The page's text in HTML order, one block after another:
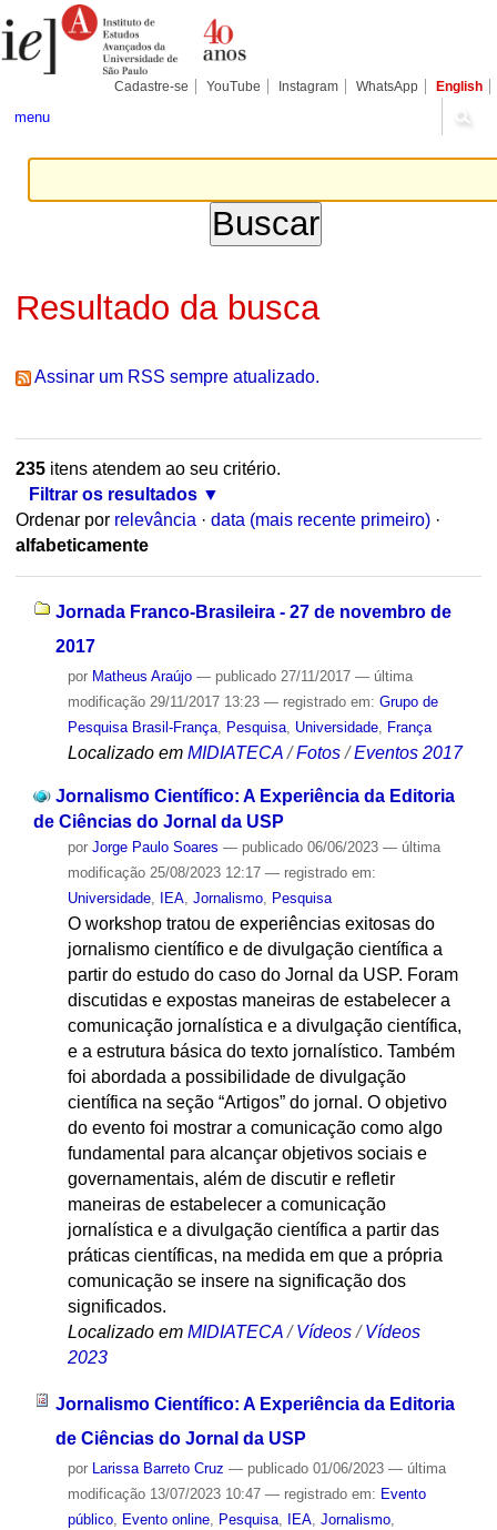
para
conteúdo.
Pessoais
Cadastre-se YouTube Instagram WhatsApp English
menu
Resultado da busca
Assinar um RSS sempre atualizado.
235itens atendem ao seu critério.
Filtrar os resultados
Ordenar por relevância · data (mais recente primeiro) ·
alfabeticamente
Jornada Franco-Brasileira - 27 de novembro de
2017
por Matheus Araújo — publicado27/11/2017 — última
modificação29/11/2017 13:23 — registrado em: Grupo de
Pesquisa Brasil-França, Pesquisa, Universidade, França
Localizado em MIDIATECA /Fotos /Eventos 2017
Jornalismo Científico: A Experiência da Editoria
de Ciências do Jornal da USP
por Jorge Paulo Soares — publicado06/06/2023 — última
modificação25/08/2023 12:17 — registrado em:
Universidade, IEA, Jornalismo, Pesquisa
O workshop tratou de experiências exitosas do
jornalismo científico e de divulgação científica a
partir do estudo do caso do Jornal da USP. Foram
discutidas e expostas maneiras de estabelecer a
comunicação jornalística e a divulgação científica,
e a estrutura básica do texto jornalístico. Também
foi abordada a possibilidade de divulgação
científica na seção “Artigos” do jornal. O objetivo
do evento foi mostrar a comunicação como algo
fundamental para alcançar objetivos sociais e
governamentais, além de discutir e refletir
maneiras de estabelecer a comunicação
jornalística e a divulgação científica a partir das
práticas científicas, na medida em que a própria
comunicação se insere na significação dos
significados.
Localizado em MIDIATECA /Vídeos /Vídeos
2023
Jornalismo Científico: A Experiência da Editoria
de Ciências do Jornal da USP
por Larissa Barreto Cruz — publicado01/06/2023 — última
modificação13/07/2023 10:47 — registrado em: Evento
público, Evento online, Pesquisa, IEA, Jornalismo,